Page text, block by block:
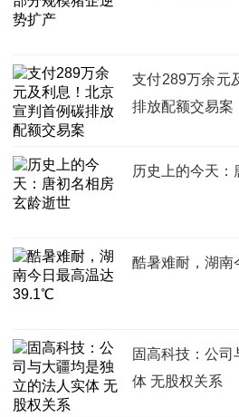
支付289万余元
排放配额交易案
历史上的今天
酷暑难耐，湖
固高科技：公
体 无股权关系